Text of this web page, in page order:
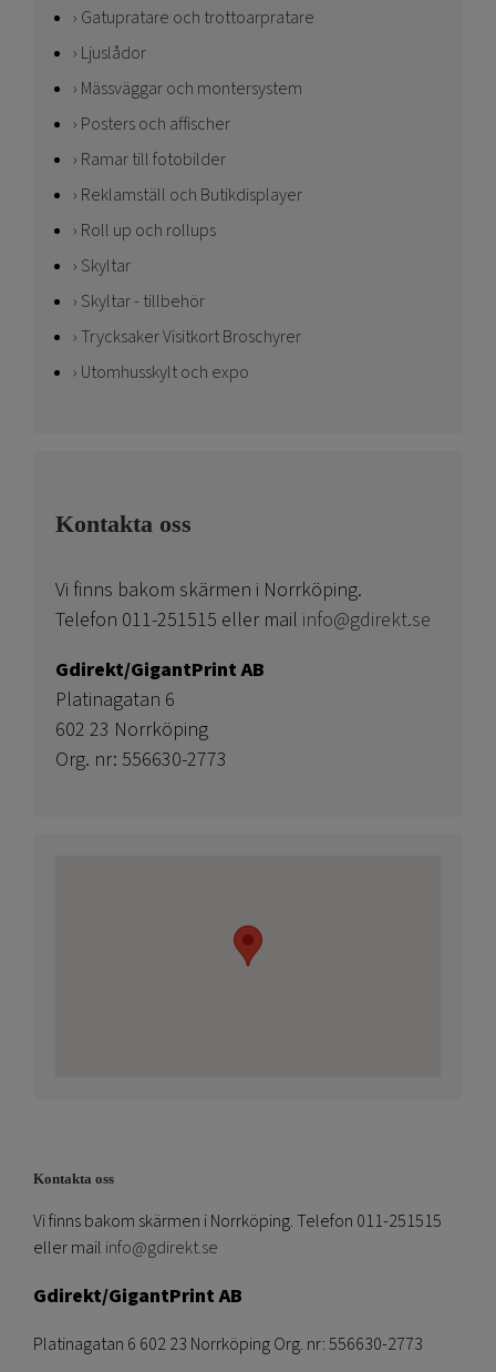
Gatupratare och trottoarpratare
Ljuslådor
Mässväggar och montersystem
Posters och affischer
Ramar till fotobilder
Reklamställ och Butikdisplayer
Roll up och rollups
Skyltar
Skyltar - tillbehör
Trycksaker Visitkort Broschyrer
Utomhusskylt och expo
Kontakta oss
Vi finns bakom skärmen i Norrköping.
Telefon 011-251515 eller mail info@gdirekt.se
Gdirekt/GigantPrint AB
Platinagatan 6
602 23 Norrköping
Org. nr: 556630-2773
Kontakta oss
Vi finns bakom skärmen i Norrköping. Telefon 011-251515
eller mail info@gdirekt.se
Gdirekt/GigantPrint AB
Platinagatan 6 602 23 Norrköping Org. nr: 556630-2773